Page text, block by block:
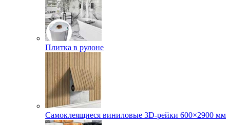
Плитка в рулоне
Самоклеящиеся виниловые 3D‑рейки 600×2900 мм